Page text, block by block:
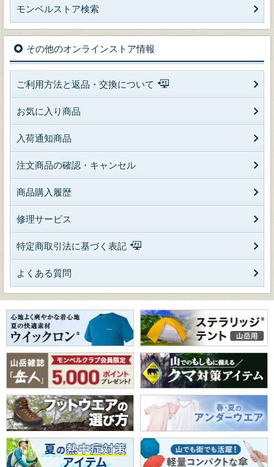
モンベルストア検索
その他のオンラインストア情報
ご利用方法と返品・交換について
お気に入り商品
入荷通知商品
注文商品の確認・キャンセル
商品購入履歴
修理サービス
特定商取引法に基づく表記
よくある質問